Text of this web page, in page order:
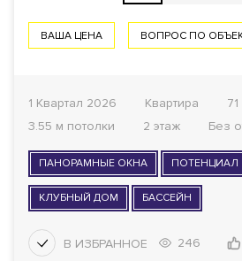
ВАША ЦЕНА ВОПРОС ПО
1 Квартал 2026 Квартира
3.55 м потолки
2 этаж Без
ПАНОРАМНЫЕ ОКНА ПОТЕНЦИАЛ
КЛУБНЫЙ ДОМ БАССЕЙН
246